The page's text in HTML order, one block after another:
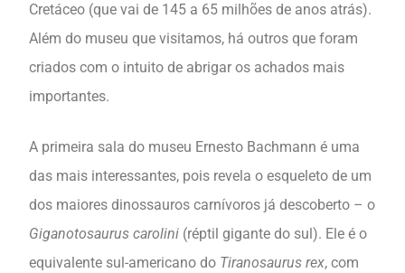
Cretáceo (que vai de 145 a 65 milhões de anos atrás).
Além do museu que visitamos, há outros que foram
criados com o intuito de abrigar os achados mais
importantes.
A primeira sala do museu Ernesto Bachmann é uma
das mais interessantes, pois revela o esqueleto de um
dos maiores dinossauros carnívoros já descoberto – o
Giganotosaurus carolini (réptil gigante do sul). Ele é o
equivalente sul-americano do Tiranosaurus rex, com